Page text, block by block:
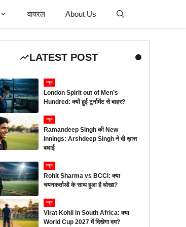
वायरल About Us
LATEST POST
न्यूज
London Spirit out of Men’s
Hundred: क्यों हुई टूर्नामेंट से बाहर?
न्यूज
Ramandeep Singh की New
Innings: Arshdeep Singh ने दी ख़ास
बधाई
न्यूज
Rohit Sharma vs BCCI: क्या
चयनकर्ताओं के साथ हुआ है धोखा?
न्यूज
Virat Kohli in South Africa: क्या
World Cup 2027 में दिखेगा दम?